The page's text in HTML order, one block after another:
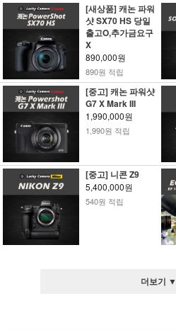
[새상품] 캐논 파워
샷 SX70 HS 당일
출고O,추가금요구
X
890,000원
890원 적립
[중고] 캐논 파워샷
G7 X Mark III
1,990,000원
1,990원 적립
[중고] 니콘 Z9
5,400,000원
540원 적립
더보기 ▼